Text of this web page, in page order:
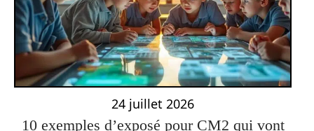
24 juillet 2026
10 exemples d’exposé pour CM2 qui vont